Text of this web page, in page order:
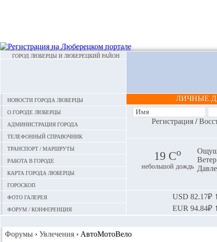
ГОРОД ЛЮБЕРЦЫ И ЛЮБЕРЕЦКИЙ РАЙОН
Новости города Люберцы
О городе Люберцы
Администрация города
Телефонный справочник
Транспорт / маршруты
Работа в городе
Карта города Люберцы
Гороскоп
Фото галерея
Форум / конференция
ЛИЧНЫЕ
Регистрация/
19 Сo
небольшой дождь
USD 82.17₽
EUR 94.84₽
Форумы › Увлечения › АвтоМотоВело